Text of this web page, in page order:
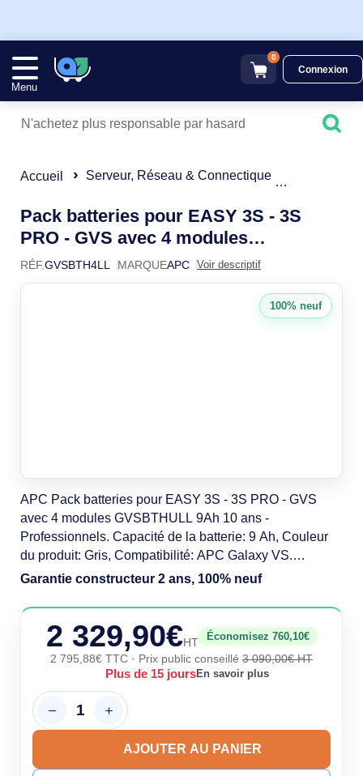
Menu
0
Connexion
Accueil Serveur, Réseau & Connectique
Pack batteries pour EASY 3S - 3S
PRO - GVS avec 4 modules
GVSBTHULL 9Ah 10 ans -
ProfessionnelsGVSBTH4LL
RÉF.GVSBTH4LL MARQUEAPC Voir descriptif
APC Pack batteries pour EASY 3S - 3S PRO - GVS
avec 4 modules GVSBTHULL 9Ah 10 ans -
Professionnels. Capacité de la batterie: 9 Ah, Couleur
du produit: Gris, Compatibilité: APC Galaxy VS.
Certificats de conformité: RoHS, Certification: REACH.
58,1 kg, Largeur: 428 mm, Hauteur: 157 mm. Largeur du
colis: 600 mm, Hauteur du colis: 180 mm,
Garantie constructeur 2 ans, 100% neuf
2 329,90€HT
Économisez 760,10€
2 795,88€ TTC · Prix public conseillé 3 090,00€ HT
Plus de 15 joursEn savoir plus
AJOUTER AU PANIER
100% neuf